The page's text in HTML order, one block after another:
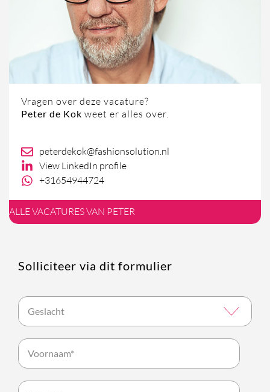
Vragen over deze vacature?
Peter de Kok weet er alles over.
peterdekok@fashionsolution.nl
View LinkedIn profile
+31654944724
ALLE VACATURES VAN PETER
Solliciteer via dit formulier